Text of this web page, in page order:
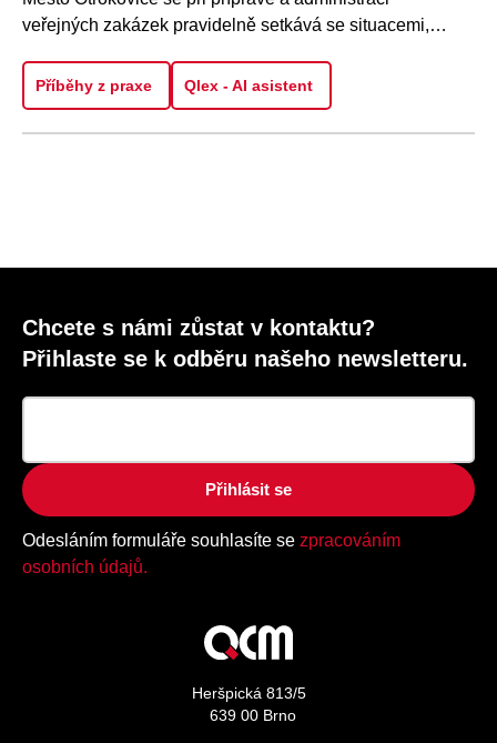
veřejných zakázek pravidelně setkává se situacemi,
Příběhy z praxe Qlex - AI asistent
Chcete s námi zůstat v kontaktu?
Přihlaste se k odběru našeho newsletteru.
Přihlásit se
Odesláním formuláře souhlasíte se zpracováním
osobních údajů.
Heršpická 813/5
639 00 Brno